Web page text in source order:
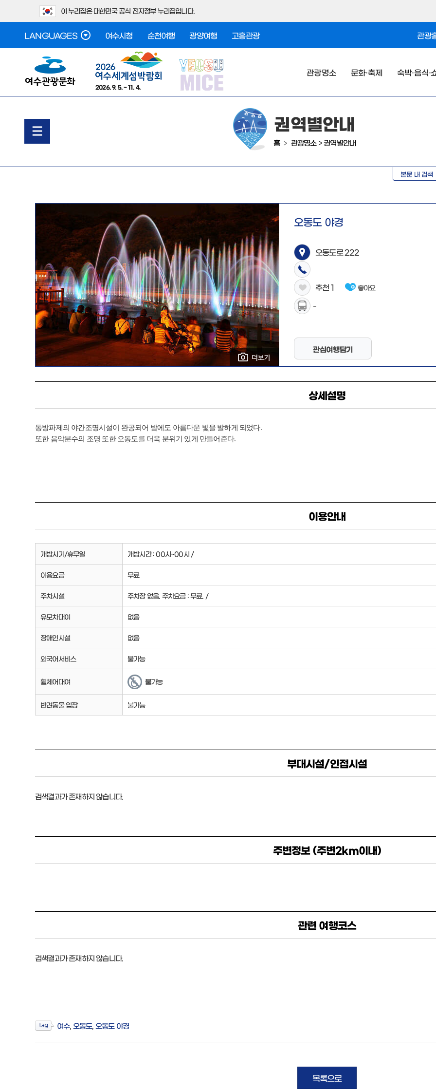
이 누리집은 대한민국 공식 전자정부 누리집입니다.
LANGUAGES 여수시청 순천여행 광양여행 고흥관광 관광
2026. 9. 5. ~ 11. 4.
관광명소 문화·축제 숙박·음식·
권역별안내
홈 > 관광명소 >권역별안내
본문 내 검색
오동도 야경
오동도로 222
추천 1 좋아요
-
관심여행담기
상세설명
동방파제의 야간조명시설이 완공되어 밤에도 아름다운 빛을 발하게 되었다.
또한 음악분수의 조명 또한 오동도를 더욱 분위기 있게 만들어준다.
이용안내
개방시기/휴무일 개방시간 : 00시~00시 /
이용요금 무료
주차시설 주차장 없음. 주차요금 : 무료. /
유모차대여 없음
장애인시설 없음
외국어서비스 불가능
휠체어대여 불가능
반려동물 입장 불가능
부대시설/인접시설
검색결과가 존재하지 않습니다.
주변정보 (주변2km이내)
관련 여행코스
검색결과가 존재하지 않습니다.
여수, 오동도 오동도 야경
목록으로